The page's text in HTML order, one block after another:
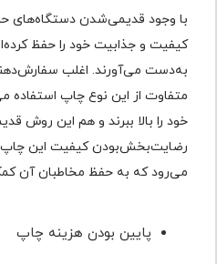
با وجود قدیمی‌شدن دستگاه‌های
کیفیت و جذابیت خود را حفظ
به‌دست می‌آورند. اغلب
متفاوت از این نوع چاپ استفاده
خود را بالا ببرند و هم این روش
رضایت‌بخش‌بودن کیفیت این چاپ
می‌رود که به حفظ مخاطبان آن
پایین بودن هزینه چاپ